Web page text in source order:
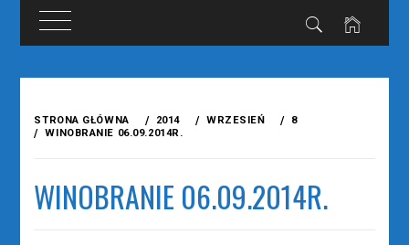
treści
STRONA GŁÓWNA 2014 WRZESIEŃ
8
WINOBRANIE 06.09.2014R.
WINOBRANIE 06.09.2014R.